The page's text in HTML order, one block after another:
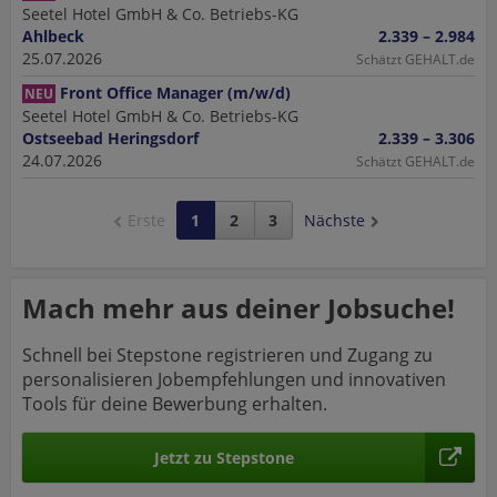
Seetel Hotel GmbH & Co. Betriebs-KG
Ahlbeck
25.07.2026
2.339 – 2.984
Schätzt GEHALT.de
NEU Front Office Manager (m/w/d)
Seetel Hotel GmbH & Co. Betriebs-KG
Ostseebad Heringsdorf
24.07.2026
2.339 – 3.306
Schätzt GEHALT.de
Erste 1 2 3 Nächste
Mach mehr aus deiner Jobsuche!
Schnell bei Stepstone registrieren und Zugang zu
personalisieren Jobempfehlungen und innovativen
Tools für deine Bewerbung erhalten.
Jetzt zu Stepstone